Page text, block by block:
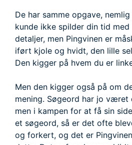
De har samme opgave,
kunde ikke spilder din tid med
detaljer, men Pingvinen er
iført kjole og hvidt, den lille
Den kigger på hvem du er
Men den kigger også på om
mening. Søgeord har jo været
men i kampen for at få sin
et søgeord, så er det ofte
og forkert, og det er